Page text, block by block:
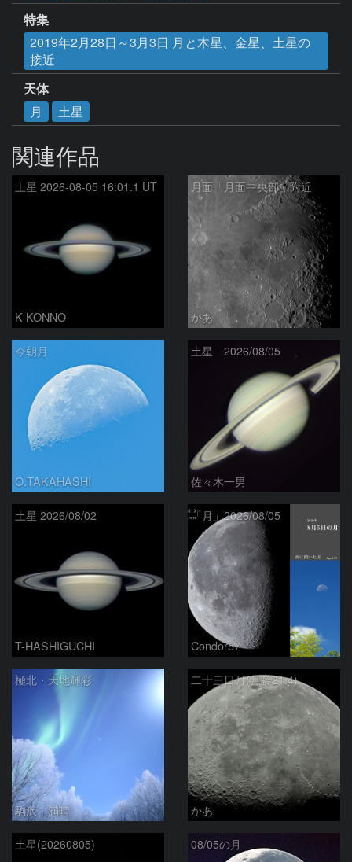
特集
2019年2月28日～3月3日 月と木星、金星、土星の
接近
天体
月
土星
関連作品
土星 2026-08-05 16:01.1 UT
K-KONNO
月面「月面中央部」附近
かあ
今朝月
O.TAKAHASHI
土星 2026/08/05
佐々木一男
土星 2026/08/02
T-HASHIGUCHI
「月」2026/08/05
Condor57
極北・天地輝彩
駒沢 満晴
二十三日月(月齢21.4)
かあ
土星(20260805) 08/05の月